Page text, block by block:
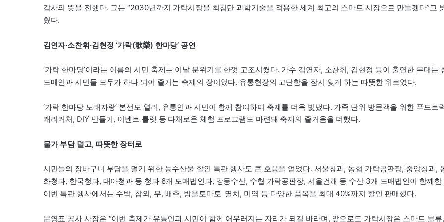
감사의 뜻을 전했다. 그는 “2030년까지 가락시장을 최첨단 과학기술을 적용한 세계 최고의 스마트 시장으로 만들겠다”고
혔다.
김연자·소찬휘·김현정 ‘가락(歌樂) 한마당’ 공연
‘가락 한마당’이라는 이름의 시민 축제는 이날 분위기를 한껏 고조시켰다. 가수 김연자, 소찬휘, 김현정 등이 출연한 무대는
도매인과 시민들 모두가 하나 되어 즐기는 축제의 장이었다. 유통현장의 고단함을 잠시 잊게 하는 따뜻한 위로였다.
‘가락 한마당 노래자랑’ 본선도 열려, 유통인과 시민이 함께 참여하며 축제를 더욱 빛냈다. 가족 단위 방문객을 위한 푸드트
캐리커처, DIY 만들기, 이벤트 룰렛 등 다채로운 체험 프로그램도 마련돼 축제의 즐거움을 더했다.
물가 부담 덜고, 따뜻한 장터로
시민들의 장바구니 부담을 덜기 위한 농수산물 할인 특판 행사도 큰 호응을 얻었다. 서울청과, 농협 가락공판장, 중앙청과,
화청과, 한국청과, 대아청과 등 청과 6개 도매법인과, 강동수산, 수협 가락공판장, 서울건해 등 수산 3개 도매법인이 함께한
이번 특판 행사에서는 수박, 참외, 무, 배추, 방울토마토, 멸치, 미역 등 다양한 품목을 최대 40%까지 할인 판매했다.
문영표 공사 사장은 “이번 축제가 유통인과 시민이 함께 어우러지는 자리가 되길 바라며, 앞으로도 가락시장은 스마트 물류,